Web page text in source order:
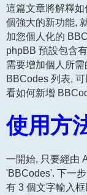
這篇文章將解釋
個強大的新功能,
加您個人化的
phpBB 預設包含
需要增加個人所
BBCodes 列表,
看如何新增
使用方
一開始, 只要經由
'BBCodes'. 下一
有 3 個文字輸入